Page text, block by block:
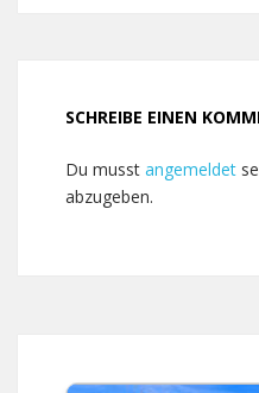
SCHREIBE EINEN
Du musst angemeldet
abzugeben.